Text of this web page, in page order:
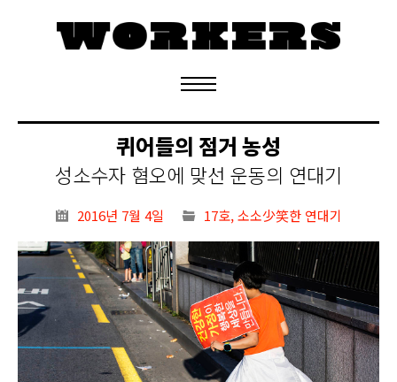
정기구독 신청
퀴어들의 점거 농성
성소수자 혐오에 맞선 운동의 연대기
2016년 7월 4일 17호,소소少笑한 연대기